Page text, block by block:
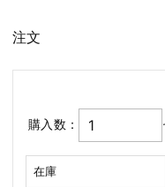
注文
購入数：
在庫